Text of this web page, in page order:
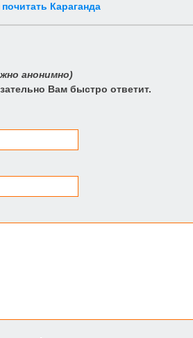
Караганда
анонимно)
Вам быстро ответит.